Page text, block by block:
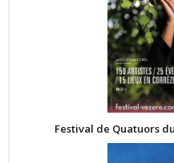
Festival de Quatuors